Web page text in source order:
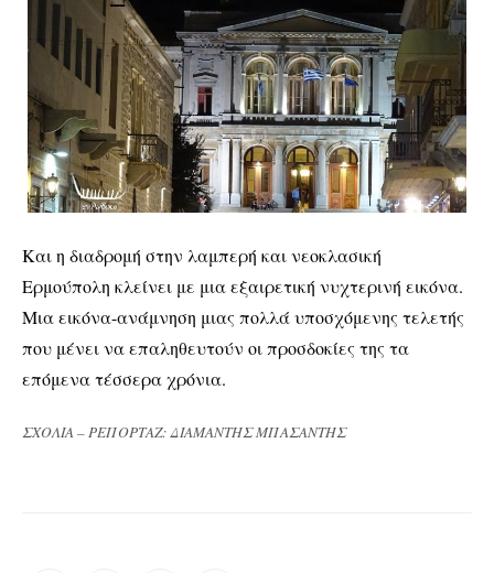
Και η διαδρομή στην λαμπερή και νεοκλασική
Ερμούπολη κλείνει με μια εξαιρετική νυχτερινή εικόνα.
Μια εικόνα-ανάμνηση μιας πολλά υποσχόμενης τελετής
που μένει να επαληθευτούν οι προσδοκίες της τα
επόμενα τέσσερα χρόνια.
ΣΧΟΛΙΑ – ΡΕΠΟΡΤΑΖ: ΔΙΑΜΑΝΤΗΣ ΜΠΑΣΑΝΤΗΣ